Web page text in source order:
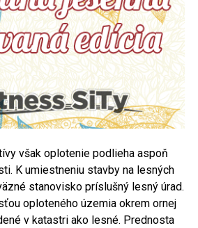
však oplotenie podlieha aspoň
K umiestneniu stavby na lesných
stanovisko príslušný lesný úrad.
oploteného územia okrem ornej
v katastri ako lesné. Prednosta